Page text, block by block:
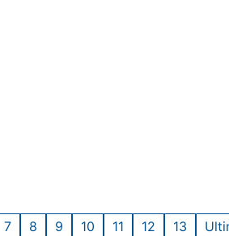
7 8 9 10 11 12 13